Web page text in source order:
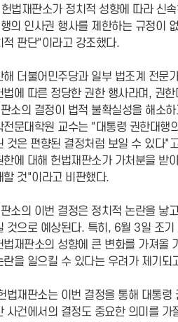
법재판소가 정치적 성향에 따라 신
의 인사권 행사를 제한하는 규정이
적 판단"이라고 강조했다.
해 더불어민주당과 일부 법조계 전문
법에 따른 정당한 권한 행사라며, 권
소의 결정이 법적 불확실성을 해소
전문대학원 교수는 "대통령 권한대행
것은 편향된 결정처럼 보일 수 있다"
한에 대해 헌법재판소가 가처분을 받
할 것"이라고 비판했다.
소의 이번 결정은 정치적 논란을 낳
것으로 예상된다. 특히, 6월 3일 조
법재판소의 성향에 큰 변화를 가져올
란을 일으킬 수 있다는 우려가 제기되
법재판소는 이번 결정을 통해 대통
사건에서의 결정도 중요한 의미를 가